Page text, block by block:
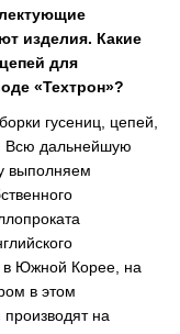
изделия. Какие
для
«Техтрон»?
гусениц, цепей,
Всю дальнейшую
выполняем
в Южной Корее, на
в этом
на